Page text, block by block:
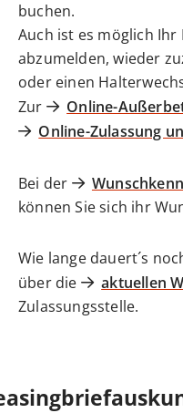
buchen.
Auch ist es möglich
abzumelden, wieder
oder einen
Zur
Online-
Online-Zulassung
Bei der
können Sie sich ihr
Wie lange dauert´s
über die
aktuellen
Zulassungsstelle.